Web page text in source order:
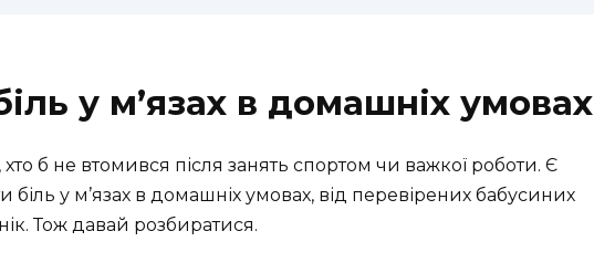
у м’язах в домашніх умовах
б не втомився після занять спортом чи важкої роботи. Є
біль у м’язах в домашніх умовах, від перевірених бабусиних
Тож давай розбиратися.